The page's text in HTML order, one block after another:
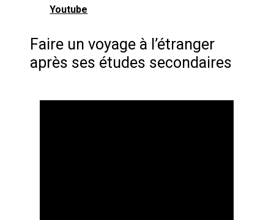
Youtube
Faire un voyage à l’étranger
après ses études secondaires